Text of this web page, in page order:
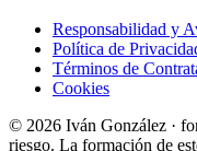
Responsabilidad y
Política de
Términos de
Cookies
© 2026 Iván González ·
riesgo. La formación de